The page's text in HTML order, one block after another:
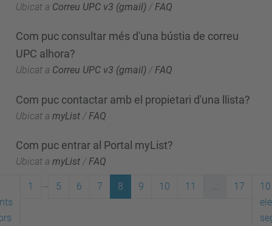
Ubicat a Correu UPC v3 (gmail) / FAQ
Com puc consultar més d'una bústia de correu
UPC alhora?
Ubicat a Correu UPC v3 (gmail) /FAQ
Com puc contactar amb el propietari d'una llista?
Ubicat a myList / FAQ
Com puc entrar al Portal myList?
Ubicat a myList /FAQ
1 5 6 7 8 9 10 11 ... 17
10